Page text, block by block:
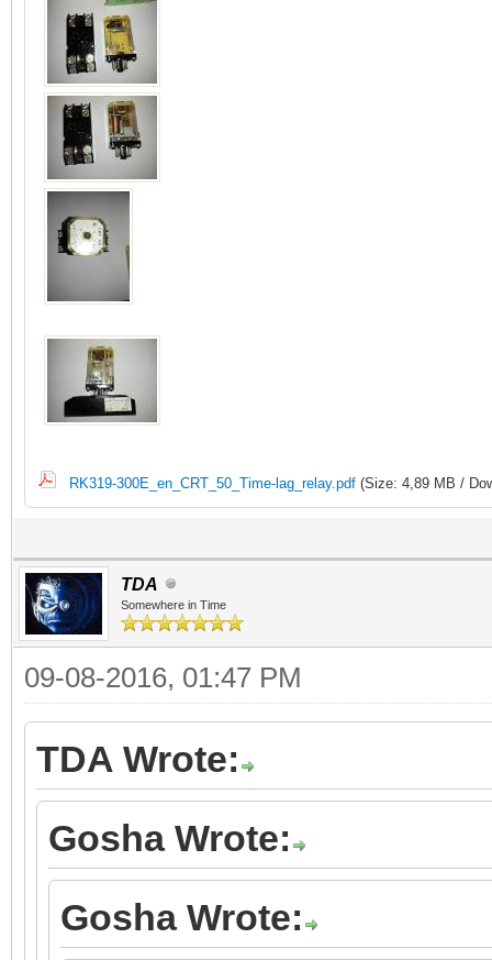
RK319-300E_en_CRT_50_Time-lag_relay.pdf (Size: 4,89 MB /
TDA
Somewhere in Time
09-08-2016, 01:47 PM
TDA Wrote:
Gosha Wrote:
Gosha Wrote: